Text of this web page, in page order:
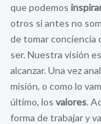
que podemos
otros si antes no
de tomar conciencia
ser. Nuestra visión
alcanzar. Una vez
misión, o como lo
último, los valores.
forma de trabajar y